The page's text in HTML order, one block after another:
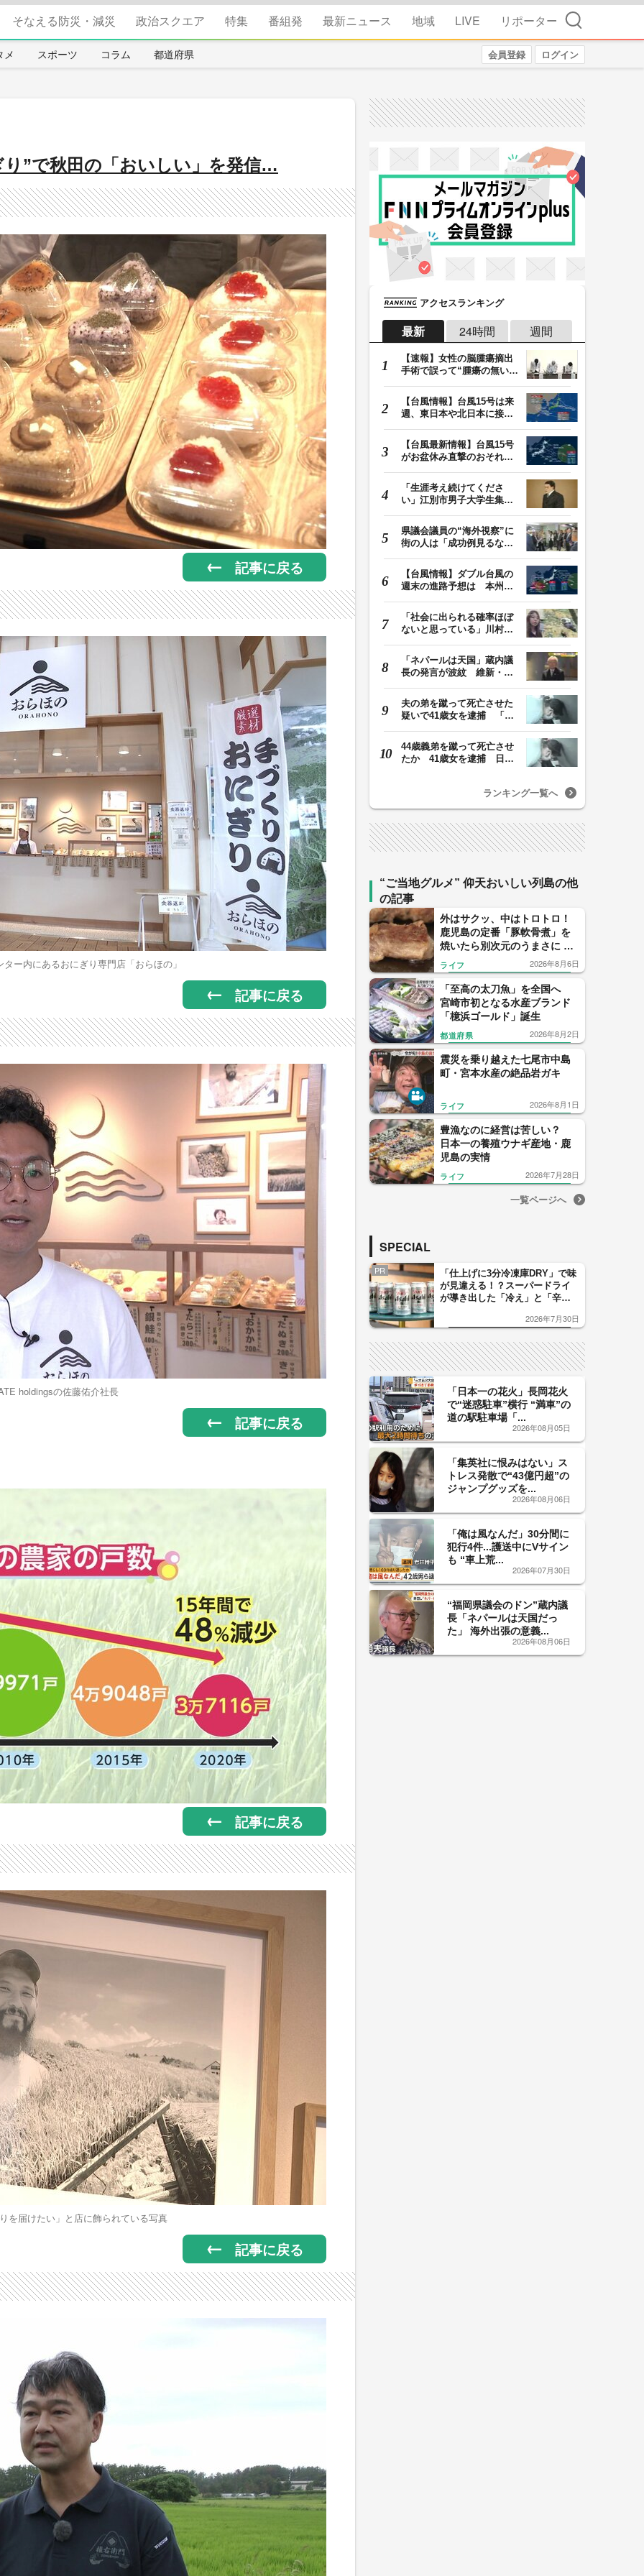
そなえる防災・減災 政治スクエア 特集 番組発 最新ニュース 地域 LIVE リポーター 検索
メ スポーツ コラム 都道府県 会員登録 ログイン
”で秋田の「おいしい」を発信…
記事に戻る
ー内にあるおにぎり専門店「おらほの」
記事に戻る
holdingsの佐藤佑介社長
記事に戻る
記事に戻る
を届けたい」と店に飾られている写真
記事に戻る
アクセスランキング
最新 24時間 週間
【速報】女性の脳腫瘍摘出
手術で誤って“腫瘍の無い部
【台風情報】台風15号は来
週、東日本や北日本に接近
【台風最新情報】台風15号
がお盆休み直撃のおそれ
「生涯考え続けてくださ
い」江別市男子大学生集団
県議会議員の“海外視察”に
街の人は「成功例見るなら
【台風情報】ダブル台風の
週末の進路予想は 本州は
「社会に出られる確率ほぼ
ないと思っている」川村葉
「ネパールは天国」蔵内議
長の発言が波紋 維新・吉
夫の弟を蹴って死亡させた
疑いで41歳女を逮捕 「生
44歳義弟を蹴って死亡させ
たか 41歳女を逮捕 日頃
ランキング一覧へ
“ご当地グルメ” 仰天おいしい列島の他
の記事
外はサクッ、中はトロトロ！
鹿児島の定番「豚軟骨煮」を
焼いたら別次元のうまさに 鹿
児島・曽於市の主婦が生んだ
「焼きなんこつ」が話題沸騰
ライフ 2026年8月6日
「至高の太刀魚」を全国へ
宮崎市初となる水産ブランド
「檍浜ゴールド」誕生
都道府県 2026年8月2日
震災を乗り越えた七尾市中島
町・宮本水産の絶品岩ガキ
ライフ 2026年8月1日
豊漁なのに経営は苦しい？
日本一の養殖ウナギ産地・鹿
児島の実情
ライフ 2026年7月28日
一覧ページへ
SPECIAL
PR
「仕上げに3分冷凍庫DRY」で味
が見違える！？スーパードライ
が導き出した「冷え」と「辛
した「辛口カーブ」が飲み頃の
2026年7月30日
「日本一の花火」長岡花火
で“迷惑駐車”横行 “満車”の
道の駅駐車場「...
2026年08月05日
「集英社に恨みはない」ス
トレス発散で“43億円超”の
ジャンプグッズを...
2026年08月06日
「俺は風なんだ」30分間に
犯行4件...護送中にVサイン
も “車上荒...
2026年07月30日
“福岡県議会のドン”蔵内議
長「ネパールは天国だっ
た」 海外出張の意義...
2026年08月06日